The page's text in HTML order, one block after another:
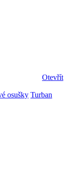
Otevřít
osušky Turban